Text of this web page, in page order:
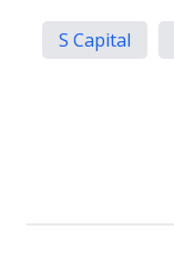
S Capital